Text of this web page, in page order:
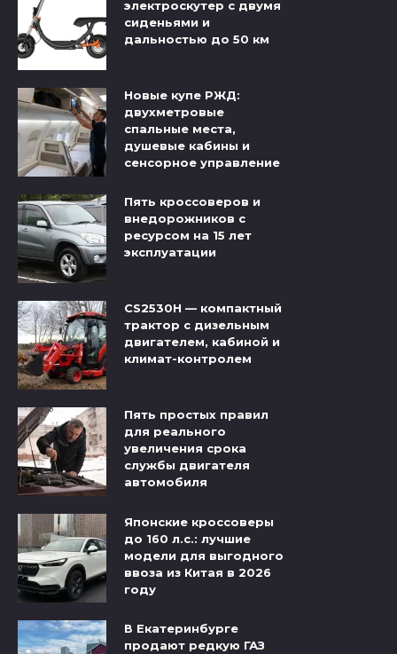
электроскутер с двумя
сиденьями и
дальностью до 50 км
Новые купе РЖД:
двухметровые
спальные места,
душевые кабины и
сенсорное управление
Пять кроссоверов и
внедорожников с
ресурсом на 15 лет
эксплуатации
CS2530H — компактный
трактор с дизельным
двигателем, кабиной и
климат-контролем
Пять простых правил
для реального
увеличения срока
службы двигателя
автомобиля
Японские кроссоверы
до 160 л.с.: лучшие
модели для выгодного
ввоза из Китая в 2026
году
В Екатеринбурге
продают редкую ГАЗ